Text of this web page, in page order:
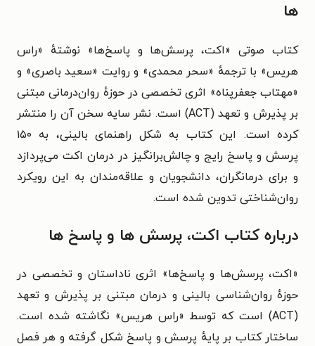
ها
کتاب صوتی «اکت، پرسش‌ها و پاسخ‌ها» نوشتهٔ «راس
هریس» با ترجمهٔ «سحر محمدی» و روایت «سعید باصری» و
«مهتاب جعفرپناه» اثری تخصصی در حوزهٔ روان‌درمانی مبتنی
بر پذیرش و تعهد (ACT) است. نشر سایه سخن آن را منتشر
کرده است. این کتاب به شکل راهنمای بالینی، به ۱۵۰
پرسش و پاسخ رایج و چالش‌برانگیز در درمان اکت می‌پردازد
و برای درمانگران، دانشجویان و علاقه‌مندان به این رویکرد
روان‌شناختی تدوین شده است.
درباره کتاب اکت، پرسش ها و پاسخ ها
«اکت، پرسش‌ها و پاسخ‌ها» اثری ناداستان و تخصصی در
حوزهٔ روان‌شناسی بالینی و درمان مبتنی بر پذیرش و تعهد
(ACT) است که توسط «راس هریس» نگاشته شده است.
ساختار کتاب بر پایهٔ پرسش و پاسخ شکل گرفته و هر فصل